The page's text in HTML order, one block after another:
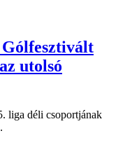
utolsó
liga déli csoportjának